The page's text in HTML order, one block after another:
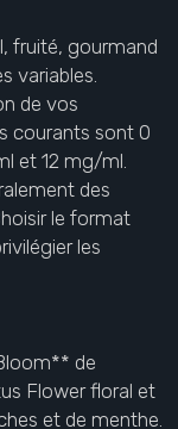
fruité, gourmand
variables.
de vos
courants sont 0
et 12 mg/ml.
des
le format
les
de
Flower floral et
et de menthe.